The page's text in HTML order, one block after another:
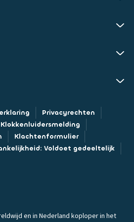
Privacyrechten
Klokkenluidersmelding
Klachtenformulier
Voldoet gedeeltelijk
en in Nederland koploper in het